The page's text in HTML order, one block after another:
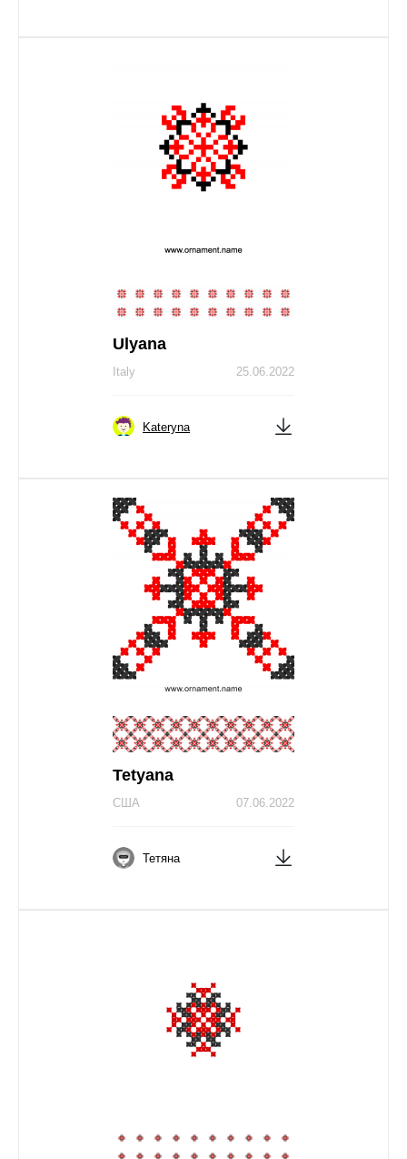
Ulyana
25.06.2022
Italy
Kateryna
Tetyana
07.06.2022
США
Тетяна